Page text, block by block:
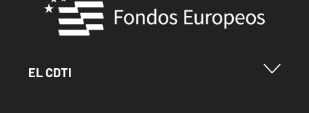
Menu Footer Cdti
EL CDTI